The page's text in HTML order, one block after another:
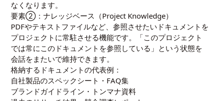
なくなります。
要素②：ナレッジベース（Project Knowledge）
PDFやテキストファイルなど、参照させたいドキュメントを
プロジェクトに常駐させる機能です。「このプロジェクト
では常にこのドキュメントを参照している」という状態を
会話をまたいで維持できます。
格納するドキュメントの代表例：
自社製品のスペックシート・FAQ集
ブランドガイドライン・トンマナ資料